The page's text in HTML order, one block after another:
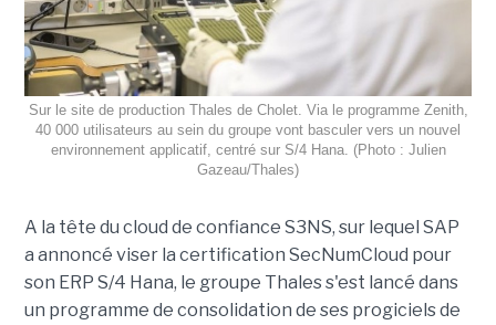
Sur le site de production Thales de Cholet. Via le programme Zenith,
40 000 utilisateurs au sein du groupe vont basculer vers un nouvel
environnement applicatif, centré sur S/4 Hana. (Photo : Julien
Gazeau/Thales)
A la tête du cloud de confiance S3NS, sur lequel SAP
a annoncé viser la certification SecNumCloud pour
son ERP S/4 Hana, le groupe Thales s'est lancé dans
un programme de consolidation de ses progiciels de